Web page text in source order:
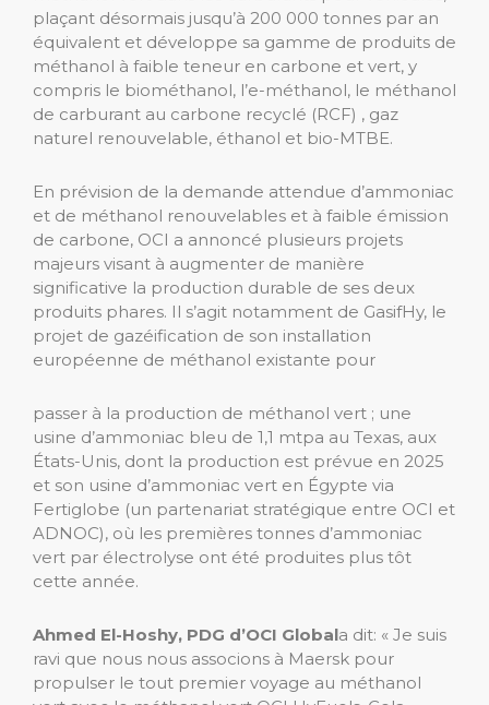
plaçant désormais jusqu’à 200 000 tonnes par an
équivalent et développe sa gamme de produits de
méthanol à faible teneur en carbone et vert, y
compris le biométhanol, l’e-méthanol, le méthanol
de carburant au carbone recyclé (RCF) , gaz
naturel renouvelable, éthanol et bio-MTBE.
En prévision de la demande attendue d’ammoniac
et de méthanol renouvelables et à faible émission
de carbone, OCI a annoncé plusieurs projets
majeurs visant à augmenter de manière
significative la production durable de ses deux
produits phares. Il s’agit notamment de GasifHy, le
projet de gazéification de son installation
européenne de méthanol existante pour
passer à la production de méthanol vert ; une
usine d’ammoniac bleu de 1,1 mtpa au Texas, aux
États-Unis, dont la production est prévue en 2025
et son usine d’ammoniac vert en Égypte via
Fertiglobe (un partenariat stratégique entre OCI et
ADNOC), où les premières tonnes d’ammoniac
vert par électrolyse ont été produites plus tôt
cette année.
Ahmed El-Hoshy, PDG d’OCI Globala dit: « Je suis
ravi que nous nous associons à Maersk pour
propulser le tout premier voyage au méthanol